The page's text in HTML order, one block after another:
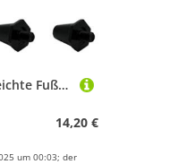
yanwuwa 12 Stück leichte Fußballschuh-Spikes, langlebig, korrosionsbeständige Metall-Stollen für Schuhe, korrosionsbeständige Spikes
14,20 €
um 00:03; der